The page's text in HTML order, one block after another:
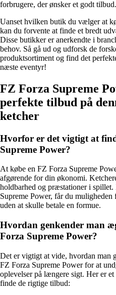
forbrugere, der ønsker et godt tilbud.
Uanset hvilken butik du vælger at
kan du forvente at finde et bredt
Disse butikker er anerkendte i
behov. Så gå ud og udforsk de
produktsortiment og find det
næste eventyr!
FZ Forza Supreme
perfekte tilbud på
ketcher
Hvorfor er det vigtigt at
Supreme Power?
At købe en FZ Forza Supreme
afgørende for din økonomi.
holdbarhed og præstationer i
Supreme Power, får du
uden at skulle betale en formue.
Hvordan genkender man
Forza Supreme Power?
Det er vigtigt at vide, hvordan man
FZ Forza Supreme Power for at
oplevelser på længere sigt. Her er
finde de rigtige tilbud: